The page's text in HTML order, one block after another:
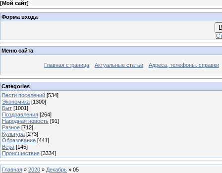
[Мой сайт]
Форма входа
Меню сайта
Главная страница Актуальные статьи Адреса, телефоны, справки
Categories
Вести поселений [534]
Экономика [1300]
Быт [1001]
Поздравления [264]
Народная новость [91]
Разное [712]
Культура [273]
Образование [441]
Вера [145]
Происшествия [3334]
Главная » 2020 » Декабрь » 05